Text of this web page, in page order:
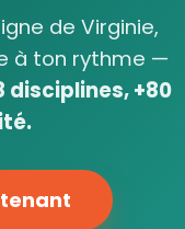
de Virginie,
à ton rythme —
disciplines, +80